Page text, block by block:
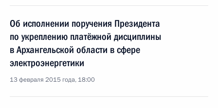
Об исполнении поручения Президента
по укреплению платёжной дисциплины
в Архангельской области в сфере
электроэнергетики
13 февраля 2015 года, 18:00